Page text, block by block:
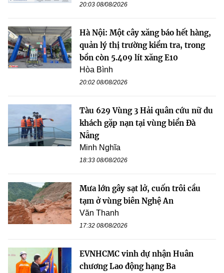
20:03 08/08/2026
Hà Nội: Một cây xăng báo hết hàng,
quản lý thị trường kiểm tra, trong
bồn còn 5.409 lít xăng E10
Hòa Bình
20:02 08/08/2026
Tàu 629 Vùng 3 Hải quân cứu nữ du
khách gặp nạn tại vùng biển Đà
Nẵng
Minh Nghĩa
18:33 08/08/2026
Mưa lớn gây sạt lở, cuốn trôi cầu
tạm ở vùng biên Nghệ An
Văn Thanh
17:32 08/08/2026
EVNHCMC vinh dự nhận Huân
chương Lao động hạng Ba